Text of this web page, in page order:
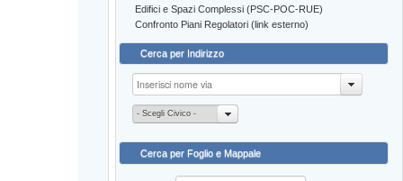
Edifici e Spazi Complessi (PSC-POC-RUE)
Confronto Piani Regolatori (link esterno)
Cerca per Indirizzo
- Scegli Civico -
Cerca per Foglio e Mappale